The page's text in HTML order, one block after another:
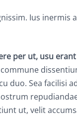
Ius inermis
per ut, usu
Sea facilisi
ut, velit